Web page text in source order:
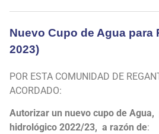
Nuevo Cupo de Agua para
2023)
POR ESTA COMUNIDAD DE
ACORDADO:
Autorizar un nuevo cupo de
hidrológico 2022/23, a razón de: